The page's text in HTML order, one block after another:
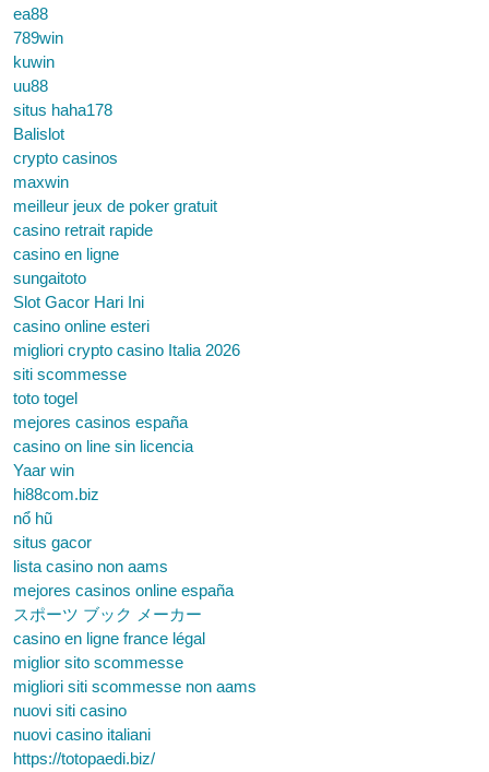
ea88
789win
kuwin
uu88
situs haha178
Balislot
crypto casinos
maxwin
meilleur jeux de poker gratuit
casino retrait rapide
casino en ligne
sungaitoto
Slot Gacor Hari Ini
casino online esteri
migliori crypto casino Italia 2026
siti scommesse
toto togel
mejores casinos españa
casino on line sin licencia
Yaar win
hi88com.biz
nổ hũ
situs gacor
lista casino non aams
mejores casinos online españa
スポーツ ブック メーカー
casino en ligne france légal
miglior sito scommesse
migliori siti scommesse non aams
nuovi siti casino
nuovi casino italiani
https://totopaedi.biz/